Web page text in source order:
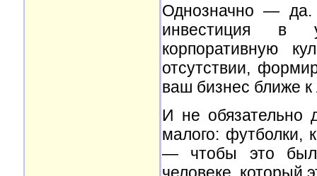
Однозначно —
инвестиция в
корпоративную
отсутствии,
ваш бизнес ближе
И не обязательно
малого: футболки,
— чтобы это
человеке, который